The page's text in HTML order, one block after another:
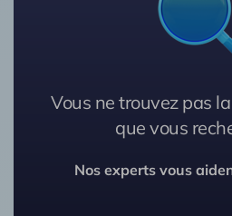
Vous ne trouvez pas
que vous
Nos experts vous